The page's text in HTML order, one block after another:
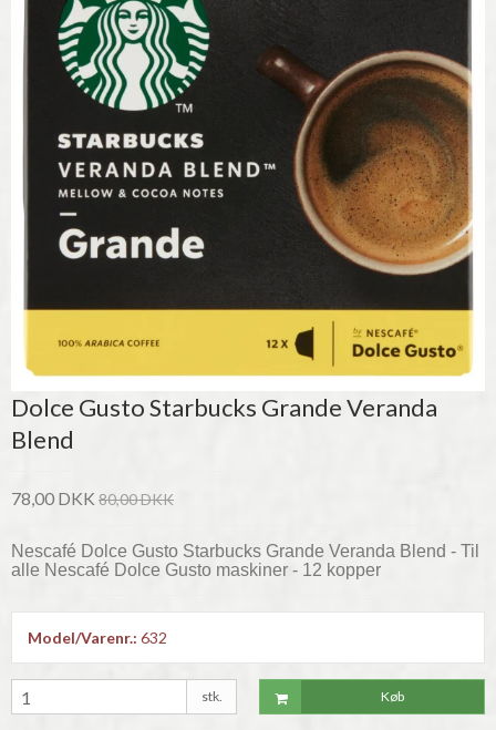
Dolce Gusto Starbucks Grande Veranda
Blend
78,00 DKK 80,00 DKK
Nescafé Dolce Gusto Starbucks Grande Veranda Blend - Til
alle Nescafé Dolce Gusto maskiner - 12 kopper
Model/Varenr.: 632
stk. Køb